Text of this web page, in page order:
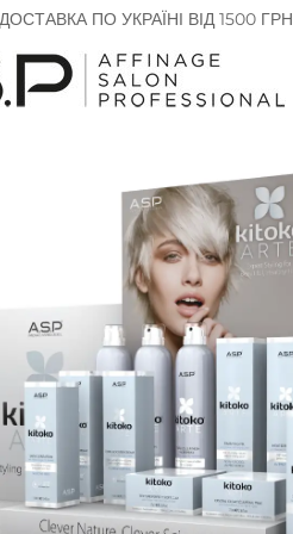
ПО УКРАЇНІ ВІД 1500 ГРН